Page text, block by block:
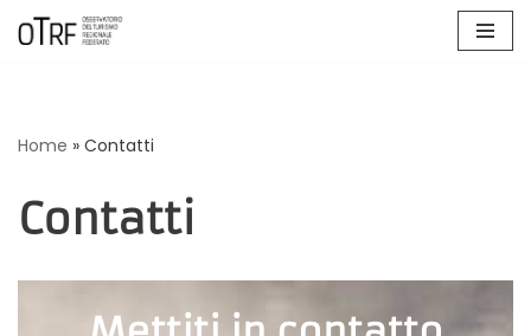
Home » Contatti
Contatti